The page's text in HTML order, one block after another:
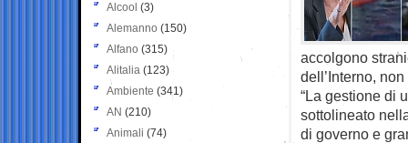
accolgono
dell’Interno,
“La gestione di
sottolineato
di governo e
Alcool (3)
Alemanno (150)
Alfano (315)
Alitalia (123)
Ambiente (341)
AN (210)
Animali (74)